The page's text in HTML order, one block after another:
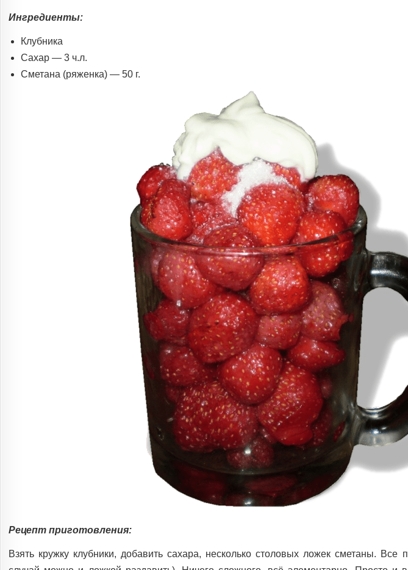
Ингредиенты:
Клубника
Сахар — 3 ч.л.
Сметана (ряженка) — 50 г.
Рецепт приготовления:
Взять кружку клубники, добавить сахара, несколько столовых ложек сметаны.